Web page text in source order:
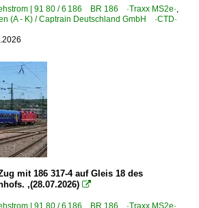
Sleeper-Züge
– Montzen – Visé (–Aachen West)
Bruxelles (Lüttich-Brüssel)
Vervièrs – Liège
NV - BLS Cargo ab 09.2025 (ex
NMBS/SNCB DB Schenker Rail N.
N.V., Antwerpen ·XRAIL· bis 09.2025
| 91 80 / 6 186 BR 186 ·Traxx MS2e·,
(A - K) / Captrain Deutschland GmbH ·CTD·
mit 186 317-4 auf Gleis 18 des
,(28.07.2026) 
| 91 80 / 6 186 BR 186 ·Traxx MS2e·,